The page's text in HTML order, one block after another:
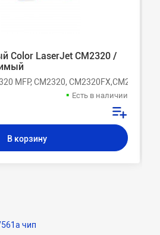
Color LaserJet CM2320 /
MFP, CM2320,
Есть в наличии
В корзину
чип